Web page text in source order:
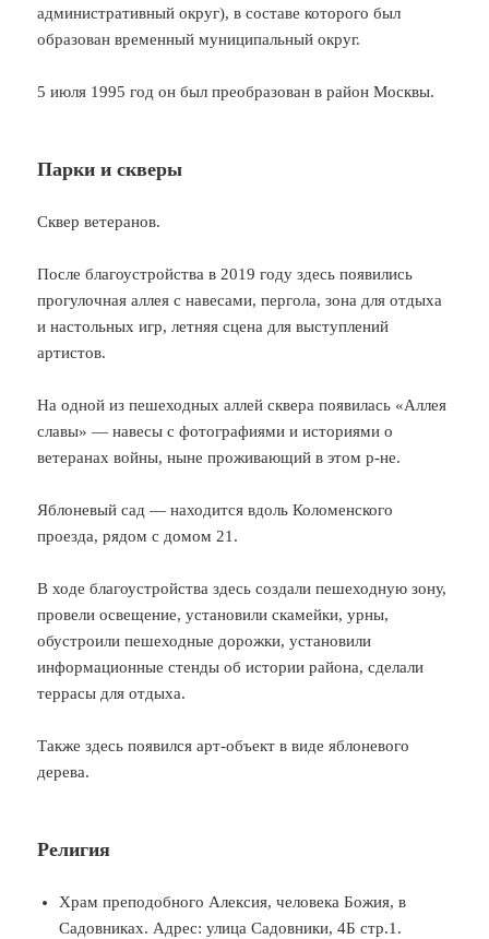
административный округ), в составе которого был
образован временный муниципальный округ.
5 июля 1995 год он был преобразован в район Москвы.
Парки и скверы
Сквер ветеранов.
После благоустройства в 2019 году здесь появились
прогулочная аллея с навесами, пергола, зона для отдыха
и настольных игр, летняя сцена для выступлений
артистов.
На одной из пешеходных аллей сквера появилась «Аллея
славы» — навесы с фотографиями и историями о
ветеранах войны, ныне проживающий в этом р-не.
Яблоневый сад — находится вдоль Коломенского
проезда, рядом с домом 21.
В ходе благоустройства здесь создали пешеходную зону,
провели освещение, установили скамейки, урны,
обустроили пешеходные дорожки, установили
информационные стенды об истории района, сделали
террасы для отдыха.
Также здесь появился арт-объект в виде яблоневого
дерева.
Религия
Храм преподобного Алексия, человека Божия, в
Садовниках. Адрес: улица Садовники, 4Б стр.1.